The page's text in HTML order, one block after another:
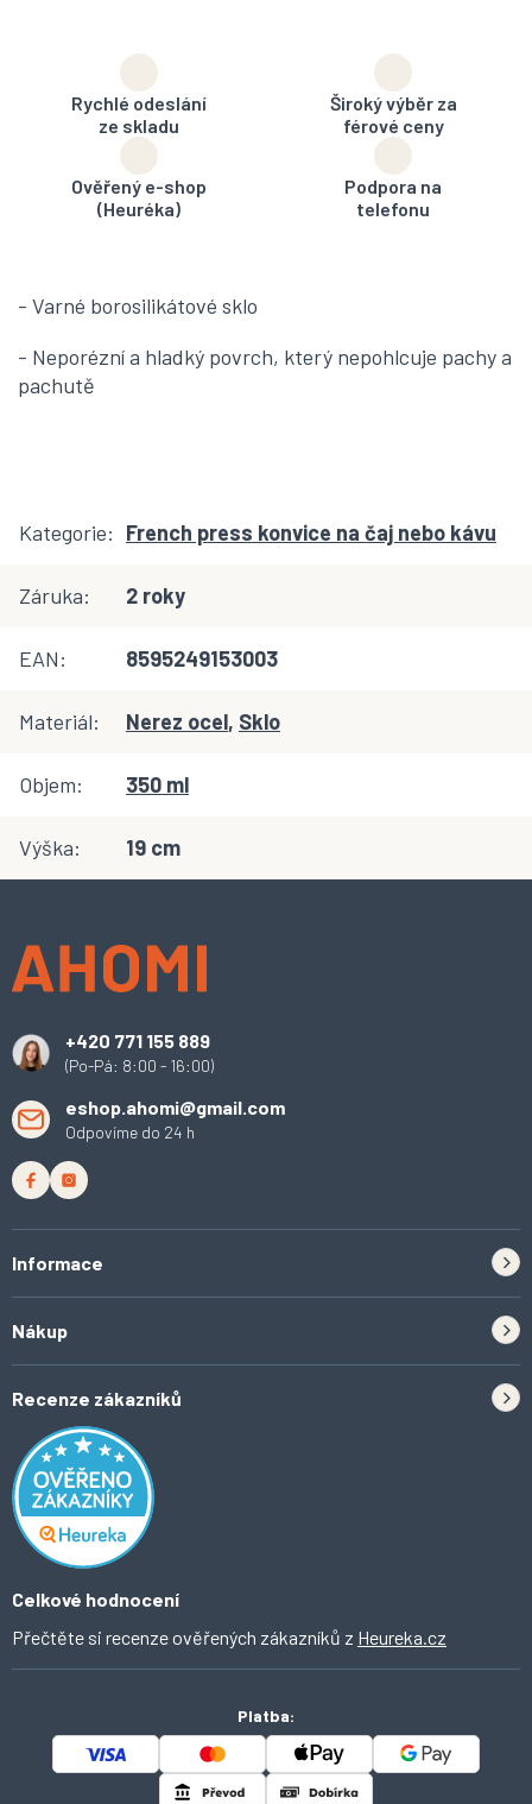
Rychlé odeslání
ze skladu
Široký výběr za
férové ceny
Ověřený e-shop
(Heuréka)
Podpora na
telefonu
- Varné borosilikátové sklo
- Neporézní a hladký povrch, který nepohlcuje pachy a
pachutě
Kategorie: French press konvice na čaj nebo kávu
Záruka: 2 roky
EAN: 8595249153003
Materiál: Nerez ocel, Sklo
Objem: 350 ml
Výška: 19 cm
+420 771 155 889
(Po-Pá: 8:00 - 16:00)
eshop.ahomi@gmail.com
Odpovíme do 24 h
Informace
Tipy do kuchyně
Inspirace a trendy
Domácí vychytávky
O Ahomi
Nákup
Odstoupení od smlouvy
Obchodní podmínky
Ochrana osobních údajů
Recenze zákazníků
Celkové hodnocení
Přečtěte si recenze ověřených zákazníků z Heureka.cz
Platba: